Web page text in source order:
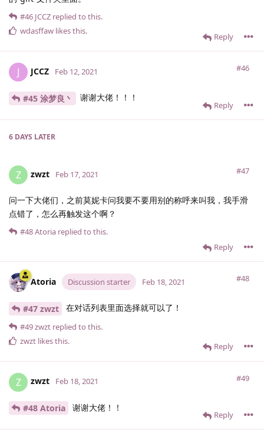
Reply
#46 JCCZ replied to this.
wdasffaw likes this.
J JCCZ #46
Feb 12, 2021
#45 涂梦良丶 谢谢大佬！！！
Reply
6 DAYS LATER
Z zwzt #47
Feb 17, 2021
问一下大佬们，之前莫妮卡问我要不要用别的称呼来叫我，我手滑
点错了，怎么再触发这个啊？
Reply
#48Atoria replied to this.
Atoria Discussion starter #48
Feb 18, 2021
#47 zwzt 在对话列表里面选择就可以了！
Reply
#49zwzt replied to this.
zwzt likes this.
Z zwzt #49
Feb 18, 2021
#48 Atoria 谢谢大佬！！
Reply